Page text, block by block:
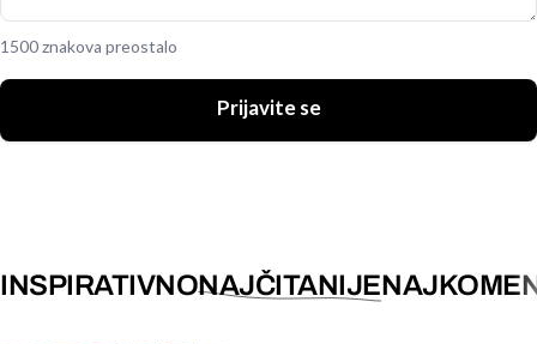
1500 znakova preostalo
Prijavite se
INSPIRATIVNONAJČITANIJE